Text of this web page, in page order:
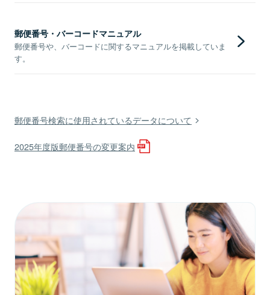
郵便番号・バーコードマニュアル
郵便番号や、バーコードに関するマニュアルを掲載していま
す。
郵便番号検索に使用されているデータについて
2025年度版郵便番号の変更案内